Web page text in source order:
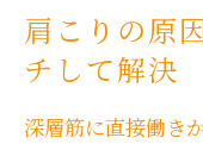
肩こりの原
チして解決
深層筋に直接働き